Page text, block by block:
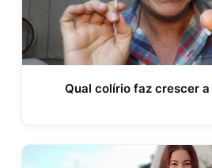
Qual colírio faz crescer